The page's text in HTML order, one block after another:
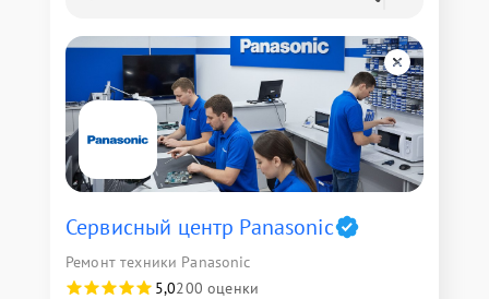
Сервисный центр Panasonic
Ремонт техники Panasonic
5,0200 оценки